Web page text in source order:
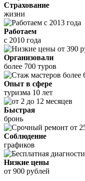
Страхование
жизни
Работаем
с 2010 года
Организовали
более 700 туров
Опыт в сфере
туризма 10 лет
Быстрая
бронь
Соблюдение
графиков
Низкие цены
от 900 рублей